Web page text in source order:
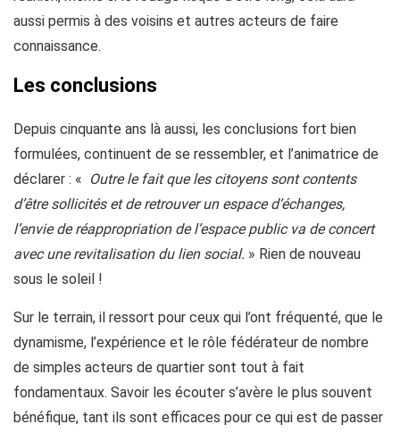
aussi permis à des voisins et autres acteurs de faire
connaissance.
Les conclusions
Depuis cinquante ans là aussi, les conclusions fort bien
formulées, continuent de se ressembler, et l’animatrice de
déclarer : « Outre le fait que les citoyens sont contents
d’être sollicités et de retrouver un espace d’échanges,
l’envie de réappropriation de l’espace public va de concert
avec une revitalisation du lien social. » Rien de nouveau
sous le soleil !
Sur le terrain, il ressort pour ceux qui l’ont fréquenté, que le
dynamisme, l’expérience et le rôle fédérateur de nombre
de simples acteurs de quartier sont tout à fait
fondamentaux. Savoir les écouter s’avère le plus souvent
bénéfique, tant ils sont efficaces pour ce qui est de passer